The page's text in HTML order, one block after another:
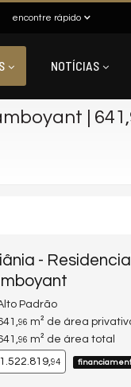
encontre rápido
NOTÍCIAS
|
-
Padrão
96 m² de área
96 m² de área total
94